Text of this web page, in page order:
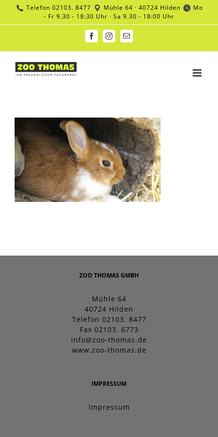
Inhalt
springen
Telefon 02103. 8477 Mühle 64 · 40724 Hilden
Mo
- Fr 9.30 - 18:30 Uhr · Sa 9.30 - 18:00 Uhr
FacebookInstagram
E-
ZOO THOMAS GMBH
Mühle 64
40724 Hilden
Telefon 02103. 8477
Fax 02103. 6773
info@zoo-thomas.de
www.zoo-thomas.de
IMPRESSUM
Impressum